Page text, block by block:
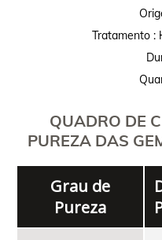
Tratamento :
QUADRO DE
PUREZA DAS
Grau de
Pureza